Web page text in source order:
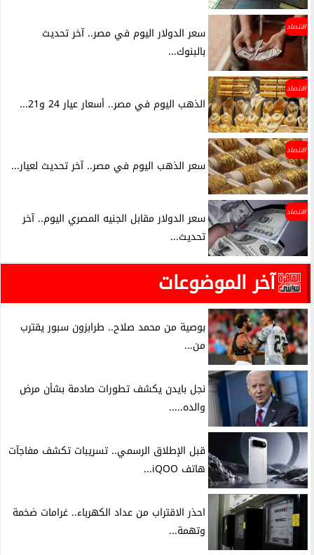
اقتصاد
سعر الدولار اليوم في مصر.. آخر تحديث
بالبنوك...
اقتصاد
الذهب اليوم في مصر.. أسعار عيار 24 و21...
اقتصاد
سعر الذهب اليوم في مصر.. آخر تحديث لعيار...
اقتصاد
سعر الدولار مقابل الجنيه المصري اليوم.. آخر
تحديث...
آخر الموضوعات
بوصية من محمد صلاح.. طرابزون سبور يقترب
من...
نجل بايدن يكشف تطورات صادمة بشأن مرض
والده.....
قبل الإطلاق الرسمي.. تسريبات تكشف مفاجآت
هاتف iQOO...
احذر الاقتراب من عداد الكهرباء.. غرامات ضخمة
وتهمة...